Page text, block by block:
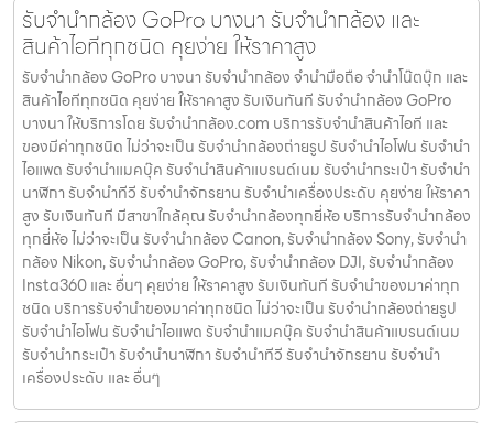
รับจำนำกล้อง GoPro บางนา รับจํานํากล้อง และ
สินค้าไอทีทุกชนิด คุยง่าย ให้ราคาสูง
รับจำนำกล้อง GoPro บางนา รับจํานํากล้อง จำนำมือถือ จำนำโน๊ตบุ๊ก และ
สินค้าไอทีทุกชนิด คุยง่าย ให้ราคาสูง รับเงินทันที รับจำนำกล้อง GoPro
บางนา ให้บริการโดย รับจํานํากล้อง.com บริการรับจํานําสินค้าไอที และ
ของมีค่าทุกชนิด ไม่ว่าจะเป็น รับจํานํากล้องถ่ายรูป รับจํานําไอโฟน รับจํานํา
ไอแพด รับจํานําแมคบุ๊ค รับจํานําสินค้าแบรนด์เนม รับจํานํากระเป๋า รับจํานํา
นาฬิกา รับจํานําทีวี รับจํานําจักรยาน รับจํานําเครื่องประดับ คุยง่าย ให้ราคา
สูง รับเงินทันที มีสาขาใกล้คุณ รับจำนำกล้องทุกยี่ห้อ บริการรับจำนำกล้อง
ทุกยี่ห้อ ไม่ว่าจะเป็น รับจำนำกล้อง Canon, รับจำนำกล้อง Sony, รับจำนำ
กล้อง Nikon, รับจำนำกล้อง GoPro, รับจำนำกล้อง DJI, รับจำนำกล้อง
Insta360 และ อื่นๆ คุยง่าย ให้ราคาสูง รับเงินทันที รับจำนำของมาค่าทุก
ชนิด บริการรับจำนำของมาค่าทุกชนิด ไม่ว่าจะเป็น รับจํานํากล้องถ่ายรูป
รับจํานําไอโฟน รับจํานําไอแพด รับจํานําแมคบุ๊ค รับจํานําสินค้าแบรนด์เนม
รับจํานํากระเป๋า รับจํานํานาฬิกา รับจํานําทีวี รับจํานําจักรยาน รับจํานํา
เครื่องประดับ และ อื่นๆ